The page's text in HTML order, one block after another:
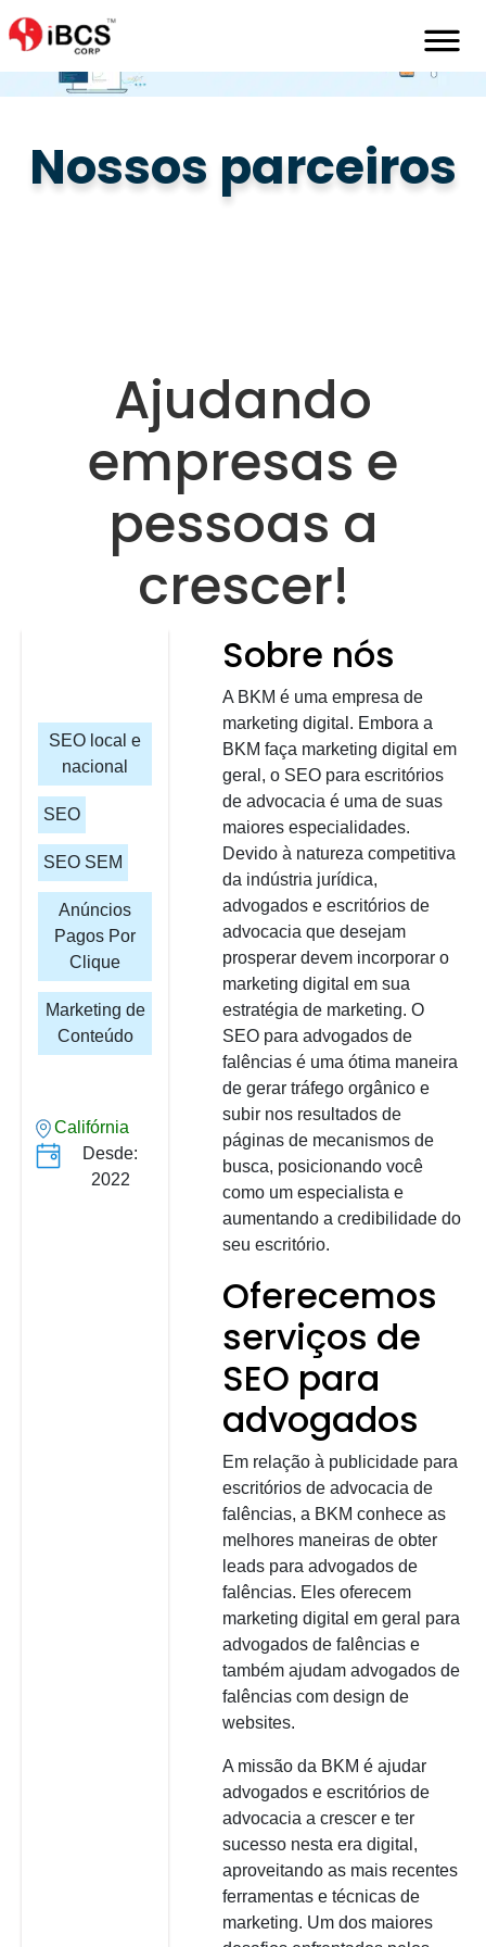
Nossos parceiros
O-Bkm
Ajudando
empresas e
pessoas a
crescer!
SEO local e
nacional
SEO
SEO SEM
Anúncios
Pagos Por
Clique
Marketing de
Conteúdo
Califórnia
Desde:
2022
Sobre nós
A BKM é uma empresa de
marketing digital. Embora a
BKM faça marketing digital em
geral, o SEO para escritórios
de advocacia é uma de suas
maiores especialidades.
Devido à natureza competitiva
da indústria jurídica,
advogados e escritórios de
advocacia que desejam
prosperar devem incorporar o
marketing digital em sua
estratégia de marketing. O
SEO para advogados de
falências é uma ótima maneira
de gerar tráfego orgânico e
subir nos resultados de
páginas de mecanismos de
busca, posicionando você
como um especialista e
aumentando a credibilidade do
seu escritório.
Oferecemos
serviços de
SEO para
advogados
Em relação à publicidade para
escritórios de advocacia de
falências, a BKM conhece as
melhores maneiras de obter
leads para advogados de
falências. Eles oferecem
marketing digital em geral para
advogados de falências e
também ajudam advogados de
falências com design de
websites.
A missão da BKM é ajudar
advogados e escritórios de
advocacia a crescer e ter
sucesso nesta era digital,
aproveitando as mais recentes
ferramentas e técnicas de
marketing. Um dos maiores